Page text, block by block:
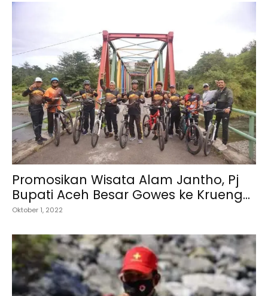
Promosikan Wisata Alam Jantho, Pj
Bupati Aceh Besar Gowes ke Krueng...
Oktober 1, 2022